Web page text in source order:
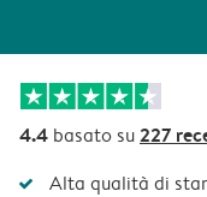
4.4 basato su227
Alta qualità di